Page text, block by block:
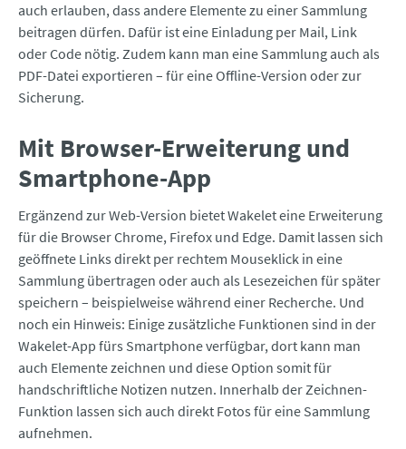
auch erlauben, dass andere Elemente zu einer Sammlung
beitragen dürfen. Dafür ist eine Einladung per Mail, Link
oder Code nötig. Zudem kann man eine Sammlung auch als
PDF-Datei exportieren – für eine Offline-Version oder zur
Sicherung.
Mit Browser-Erweiterung und
Smartphone-App
Ergänzend zur Web-Version bietet Wakelet eine Erweiterung
für die Browser Chrome, Firefox und Edge. Damit lassen sich
geöffnete Links direkt per rechtem Mouseklick in eine
Sammlung übertragen oder auch als Lesezeichen für später
speichern – beispielweise während einer Recherche. Und
noch ein Hinweis: Einige zusätzliche Funktionen sind in der
Wakelet-App fürs Smartphone verfügbar, dort kann man
auch Elemente zeichnen und diese Option somit für
handschriftliche Notizen nutzen. Innerhalb der Zeichnen-
Funktion lassen sich auch direkt Fotos für eine Sammlung
aufnehmen.